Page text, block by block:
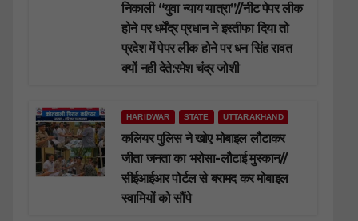
निकाली “युवा न्याय यात्रा”//नीट पेपर लीक
होने पर धर्मेंद्र प्रधान ने इस्तीफा दिया तो
प्रदेश में पेपर लीक होने पर धन सिंह रावत
क्यों नही देते:रमेश चंद्र जोशी
HARIDWAR STATE UTTARAKHAND
कलियर पुलिस ने खोए मोबाइल लौटाकर
जीता जनता का भरोसा-लौटाई मुस्कान//
सीईआईआर पोर्टल से बरामद कर मोबाइल
स्वामियों को सौंपे